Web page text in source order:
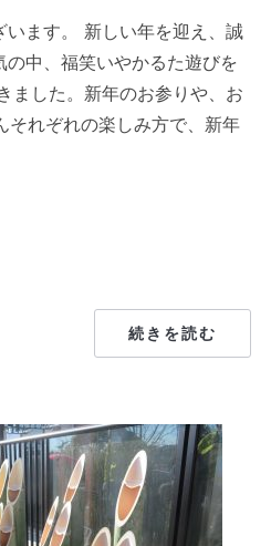
ます。 新しい年を迎え、誠
中、福笑いやかるた遊びを
ました。新年のお参りや、お
れぞれの楽しみ方で、新年
続きを読む